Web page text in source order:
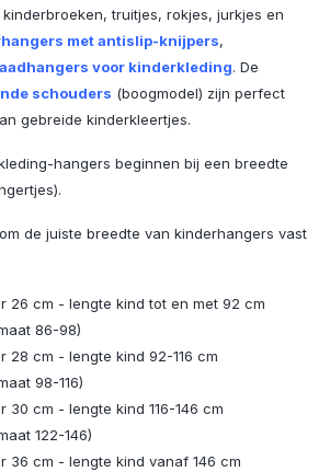
truitjes, rokjes, jurkjes en
met antislip-knijpers,
voor kinderkleding. De
schouders (boogmodel) zijn perfect
gebreide kinderkleertjes.
hangers beginnen bij een breedte
de juiste breedte van kinderhangers vast
26 cm - lengte kind tot en met 92 cm
86-98)
28 cm - lengte kind 92-116 cm
98-116)
30 cm - lengte kind 116-146 cm
122-146)
36 cm - lengte kind vanaf 146 cm